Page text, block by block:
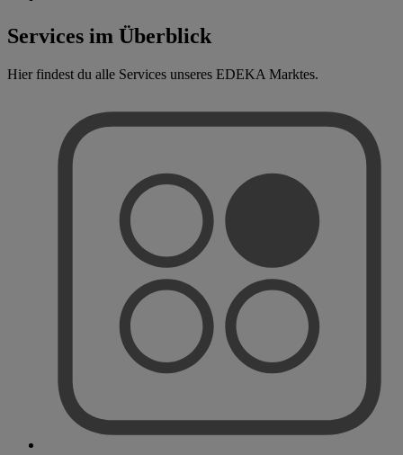
Services im Überblick
Hier findest du alle Services unseres EDEKA Marktes.